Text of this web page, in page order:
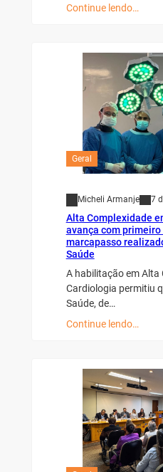
Continue lendo…
Geral
Micheli Armanje 7
Alta Complexidade
avança com
marcapasso
Saúde
A habilitação em Alta
Cardiologia permitiu
Saúde, de…
Continue lendo…